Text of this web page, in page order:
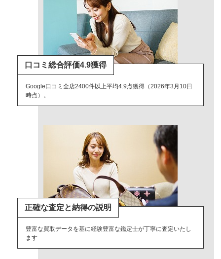
口コミ総合評価4.9獲得
Google口コミ全店2400件以上平均4.9点獲得（2026年3月10日
時点）。
正確な査定と納得の説明
豊富な買取データを基に経験豊富な鑑定士が丁寧に査定いたし
ます